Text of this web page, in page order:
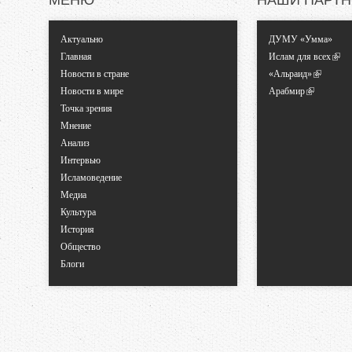
Актуально
Главная
Новости в стране
Новости в мире
Точка зрения
Мнение
Анализ
Интервью
Исламоведение
Медиа
Культура
История
Общество
Блоги
ДУМУ «Умма»
Ислам для всех
«Альраид»
Арабмир